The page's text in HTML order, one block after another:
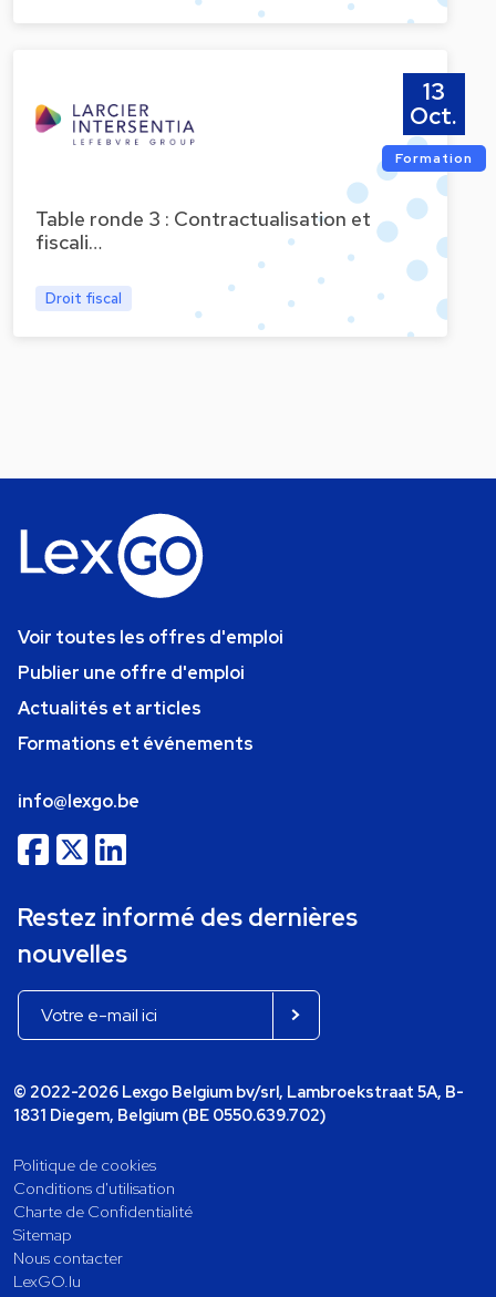
Table ronde 3 : Contractualisation et
fiscali…
Droit fiscal
13
Oct.
Formation
Voir toutes les offres d'emploi
Publier une offre d'emploi
Actualités et articles
Formations et événements
info@lexgo.be
Restez informé des dernières
nouvelles
© 2022-2026 Lexgo Belgium bv/srl, Lambroekstraat 5A, B-
1831 Diegem, Belgium (BE 0550.639.702)
Politique de cookies
Conditions d'utilisation
Charte de Confidentialité
Sitemap
Nous contacter
LexGO.lu